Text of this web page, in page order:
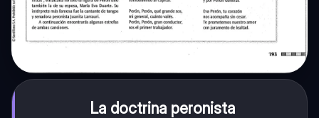
La doctrina peronista